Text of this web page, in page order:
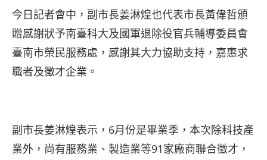
今日記者會中，副市長姜淋煌也代表市長黃偉哲頒
贈感謝狀予南臺科大及國軍退除役官兵輔導委員會
臺南市榮民服務處，感謝其大力協助支持，嘉惠求
職者及徵才企業。
副市長姜淋煌表示，6月份是畢業季，本次除科技產
業外，尚有服務業、製造業等91家廠商聯合徵才，